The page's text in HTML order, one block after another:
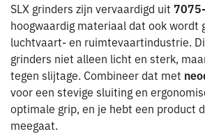
SLX grinders zijn vervaardigd uit
hoogwaardig materiaal dat ook wordt
luchtvaart- en ruimtevaartindustrie.
grinders niet alleen licht en sterk,
tegen slijtage. Combineer dat met
voor een stevige sluiting en
optimale grip, en je hebt een product
meegaat.